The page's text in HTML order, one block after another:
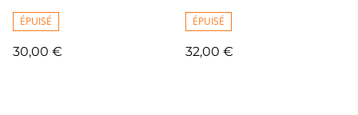
ÉPUISÉ
30,00 €
ÉPUISÉ
32,00 €